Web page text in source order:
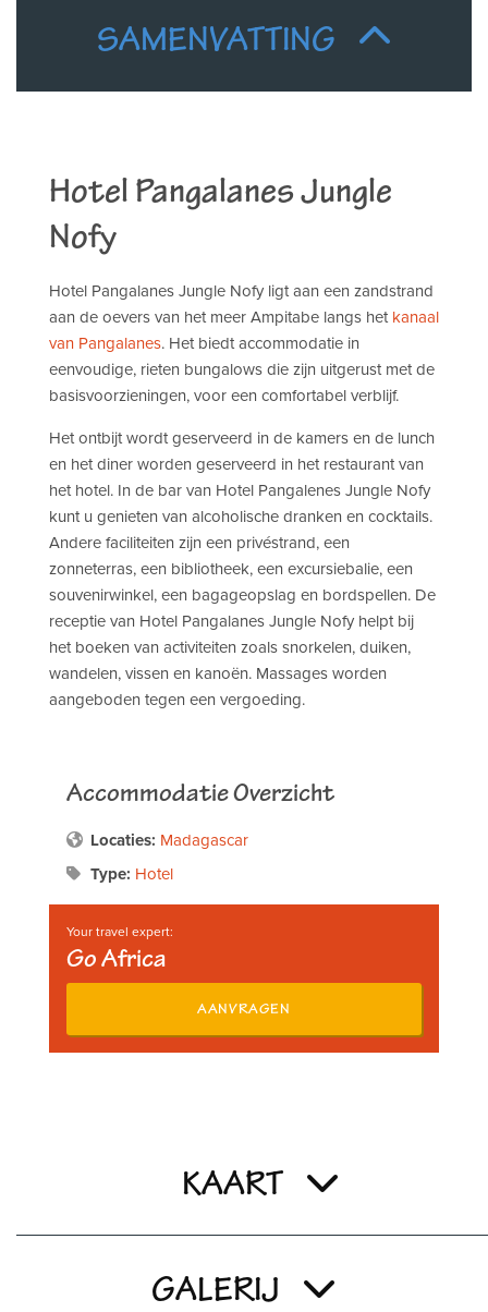
SAMENVATTING
Hotel Pangalanes Jungle
Nofy
Hotel Pangalanes Jungle Nofy ligt aan een zandstrand
aan de oevers van het meer Ampitabe langs hetkanaal
van Pangalanes. Het biedt accommodatie in
eenvoudige, rieten bungalows die zijn uitgerust met de
basisvoorzieningen, voor een comfortabel verblijf.
Het ontbijt wordt geserveerd in de kamers en de lunch
en het diner worden geserveerd in het restaurant van
het hotel. In de bar van Hotel Pangalenes Jungle Nofy
kunt u genieten van alcoholische dranken en cocktails.
Andere faciliteiten zijn een privéstrand, een
zonneterras, een bibliotheek, een excursiebalie, een
souvenirwinkel, een bagageopslag en bordspellen. De
receptie van Hotel Pangalanes Jungle Nofy helpt bij
het boeken van activiteiten zoals snorkelen, duiken,
wandelen, vissen en kanoën. Massages worden
aangeboden tegen een vergoeding.
Accommodatie Overzicht
Locaties: Madagascar
Type: Hotel
Your travel expert:
Go Africa
AANVRAGEN
KAART
GALERIJ